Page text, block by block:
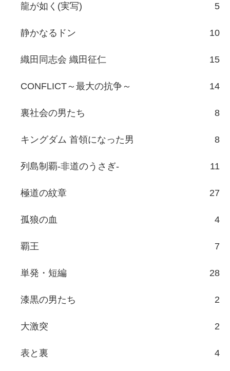
龍が如く(実写) 5
静かなるドン 10
織田同志会 織田征仁 15
CONFLICT～最大の抗争～ 14
裏社会の男たち 8
キングダム 首領になった男 8
列島制覇-非道のうさぎ- 11
極道の紋章 27
孤狼の血 4
覇王 7
単発・短編 28
漆黒の男たち 2
大激突 2
表と裏 4